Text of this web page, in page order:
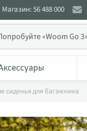
Магазин: 56 488 000
сиденья для багажника